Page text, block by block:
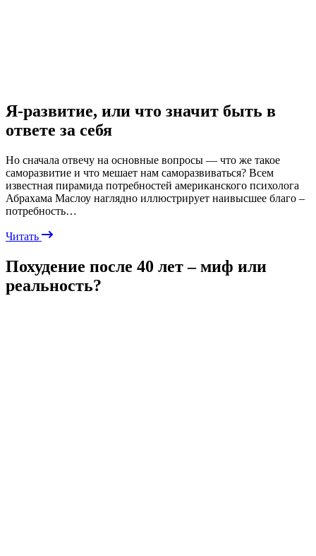
Я-развитие, или что значит быть в
ответе за себя
Но сначала отвечу на основные вопросы — что же такое
саморазвитие и что мешает нам саморазвиваться? Всем
известная пирамида потребностей американского психолога
Абрахама Маслоу наглядно иллюстрирует наивысшее благо –
потребность…
Читать
Похудение после 40 лет – миф или
реальность?